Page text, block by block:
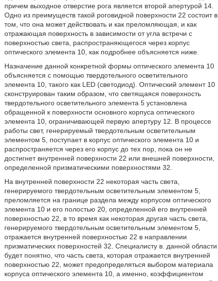
причем выходное отверстие рога является второй апертурой 14.
Одно из преимуществ такой роговидной поверхности 22 состоит в
том, что она может действовать и как преломляющая, и как
отражающая поверхность в зависимости от угла встречи с
поверхностью света, распространяющегося через корпус
оптического элемента 10, как подробнее объясняется ниже.
Назначение данной конкретной формы оптического элемента 10
объясняется с помощью твердотельного осветительного
элемента 10, такого как LED (светодиод). Оптический элемент 10
сконструирован таким образом, что светящаяся поверхность
твердотельного осветительного элемента 5 установлена
обращенной к поверхности основного корпуса оптического
элемента 10, ограничивающей первую апертуру 12. В процессе
работы свет, генерируемый твердотельным осветительным
элементом 5, поступает в корпус оптического элемента 10 и
распространяется через его корпус до тех пор, пока он не
достигнет внутренней поверхности 22 или внешней поверхности,
определенной призматическими поверхностями 32.
На внутренней поверхности 22 некоторая часть света,
генерируемого твердотельным осветительным элементом 5,
преломляется на границе раздела между корпусом оптического
элемента 10 и его полостью 20, определенной его внутренней
поверхностью 22, в то время как некоторая другая часть света,
генерируемого твердотельным осветительным элементом 5,
отражается внутренней поверхностью 22 в направлении
призматических поверхностей 32. Специалисту в. данной области
будет понятно, что часть света, которая отражается внутренней
поверхностью 22, может предопределяться выбором материала
корпуса оптического элемента 10, а именно, коэффициентом